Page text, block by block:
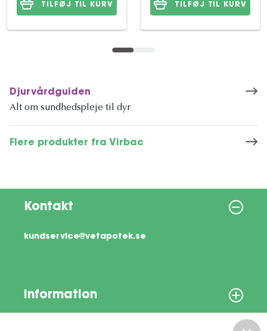
TILFØJ TIL KURV TILFØJ TIL KURV
Djurvårdguiden
Alt om sundhedspleje til dyr
Flere produkter fra Virbac
Kontakt
kundservice@vetapotek.se
Information